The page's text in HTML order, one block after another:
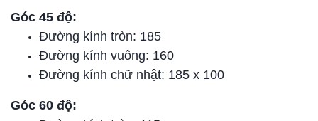
Góc 45 độ:
Đường kính tròn: 185
Đường kính vuông: 160
Đường kính chữ nhật: 185 x 100
Góc 60 độ: